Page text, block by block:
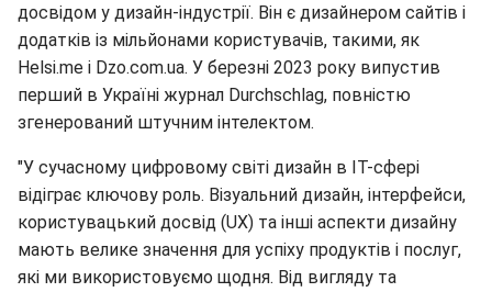
досвідом у дизайн-індустрії. Він є дизайнером сайтів і
додатків із мільйонами користувачів, такими, як
Helsi.me і Dzo.com.ua. У березні 2023 року випустив
перший в Україні журнал Durchschlag, повністю
згенерований штучним інтелектом.
"У сучасному цифровому світі дизайн в IT-сфері
відіграє ключову роль. Візуальний дизайн, інтерфейси,
користувацький досвід (UX) та інші аспекти дизайну
мають велике значення для успіху продуктів і послуг,
які ми використовуємо щодня. Від вигляду та